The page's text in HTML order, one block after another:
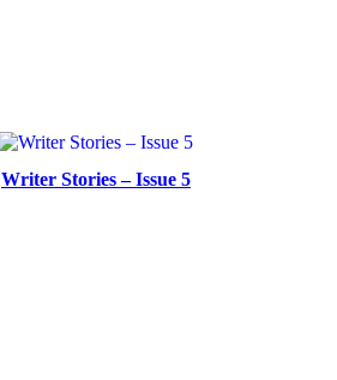
Writer Stories – Issue 5